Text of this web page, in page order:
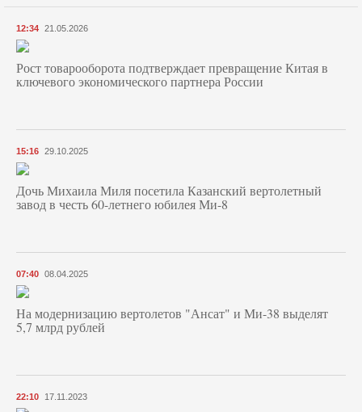
12:34 21.05.2026
Рост товарооборота подтверждает превращение Китая в
ключевого экономического партнера России
15:16 29.10.2025
Дочь Михаила Миля посетила Казанский вертолетный
завод в честь 60-летнего юбилея Ми-8
07:40 08.04.2025
На модернизацию вертолетов "Ансат" и Ми-38 выделят
5,7 млрд рублей
22:10 17.11.2023